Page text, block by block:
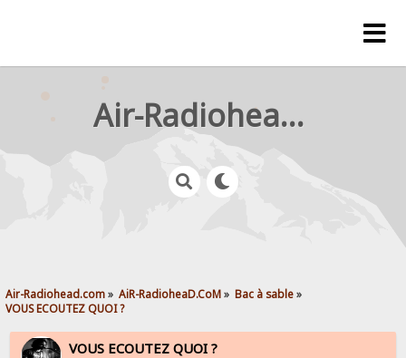
Air-Radiohead.com
Air-Radiohead.com» AiR-RadioheaD.CoM» Bac à sable»
VOUS ECOUTEZ QUOI ?
VOUS ECOUTEZ QUOI ?